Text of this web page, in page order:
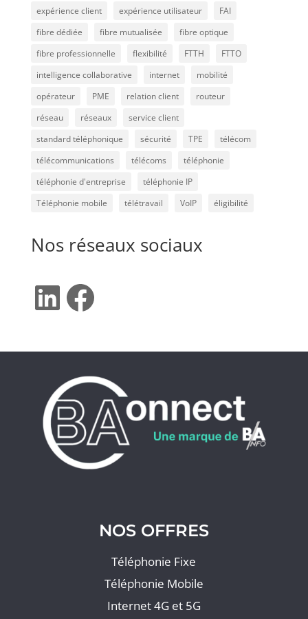
expérience client
expérience utilisateur
FAI
fibre dédiée
fibre mutualisée
fibre optique
fibre professionnelle
flexibilité FTTH
FTTO
intelligence collaborative
internet
mobilité
opérateur
PME relation client
routeur
réseau
réseaux
service client
standard téléphonique
sécurité TPE
télécom
télécommunications
télécoms
téléphonie
téléphonie d'entreprise
téléphonie IP
Téléphonie mobile
télétravail VoIP éligibilité
Nos réseaux sociaux
LinkedIn
Facebook
NOS OFFRES
Téléphonie Fixe
Téléphonie Mobile
Internet 4G et 5G